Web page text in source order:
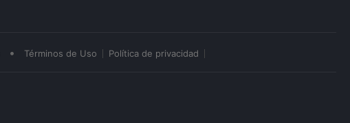
• Términos de Uso Política de privacidad